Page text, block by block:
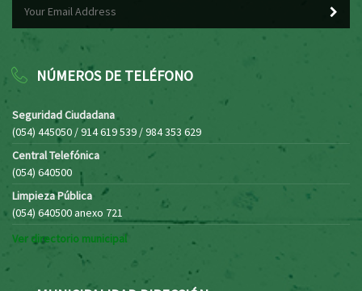
NÚMEROS DE TELÉFONO
Seguridad Ciudadana
(054) 445050 / 914 619 539 / 984 353 629
Central Telefónica
(054) 640500
Limpieza Pública
(054) 640500 anexo 721
Ver directorio municipal